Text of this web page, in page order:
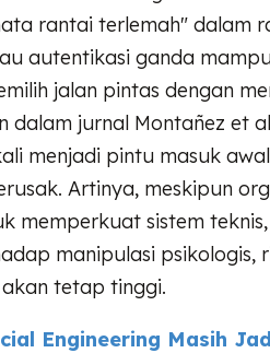
rantai terlemah" dalam
autentikasi ganda
jalan pintas dengan
dalam jurnal Montañez et
menjadi pintu masuk
Artinya, meskipun
memperkuat sistem
manipulasi psikologis,
tetap tinggi.
Engineering Masih